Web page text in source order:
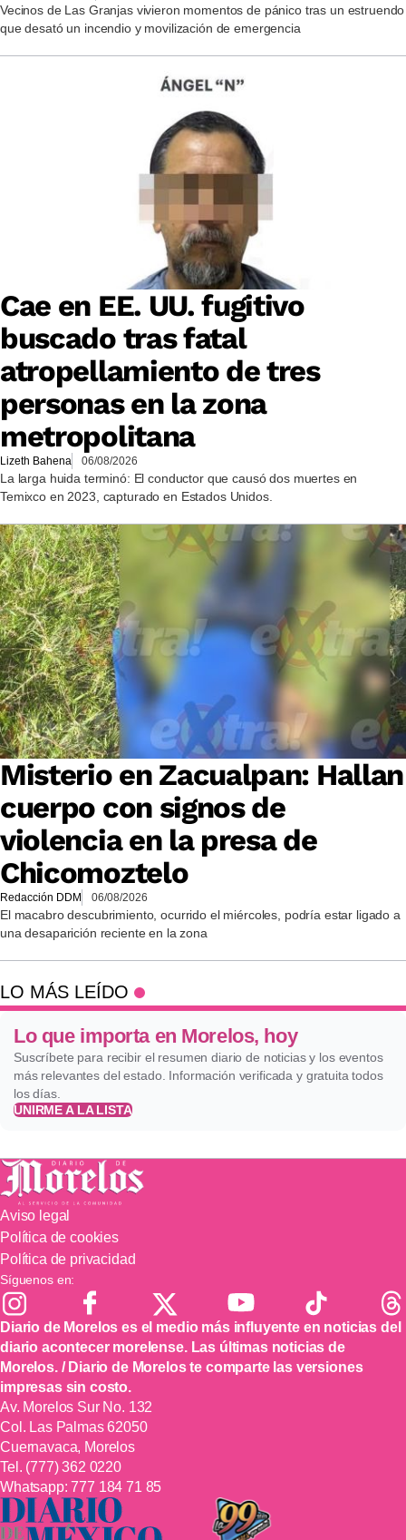
Vecinos de Las Granjas vivieron momentos de pánico tras un estruendo
que desató un incendio y movilización de emergencia
Cae en EE. UU. fugitivo
buscado tras fatal
atropellamiento de tres
personas en la zona
metropolitana
Lizeth Bahena 06/08/2026
La larga huida terminó: El conductor que causó dos muertes en
Temixco en 2023, capturado en Estados Unidos.
Misterio en Zacualpan: Hallan
cuerpo con signos de
violencia en la presa de
Chicomoztelo
Redacción DDM 06/08/2026
El macabro descubrimiento, ocurrido el miércoles, podría estar ligado a
una desaparición reciente en la zona
LO MÁS LEÍDO
Lo que importa en Morelos, hoy
Suscríbete para recibir el resumen diario de noticias y los eventos
más relevantes del estado. Información verificada y gratuita todos
los días.
UNIRME A LA LISTA
Aviso legal
Política de cookies
Política de privacidad
Síguenos en:
Diario de Morelos es el medio más influyente en noticias del
diario acontecer morelense. Las últimas noticias de
Morelos. / Diario de Morelos te comparte las versiones
impresas sin costo.
Av. Morelos Sur No. 132
Col. Las Palmas 62050
Cuernavaca, Morelos
Tel. (777) 362 0220
Whatsapp:777 184 71 85